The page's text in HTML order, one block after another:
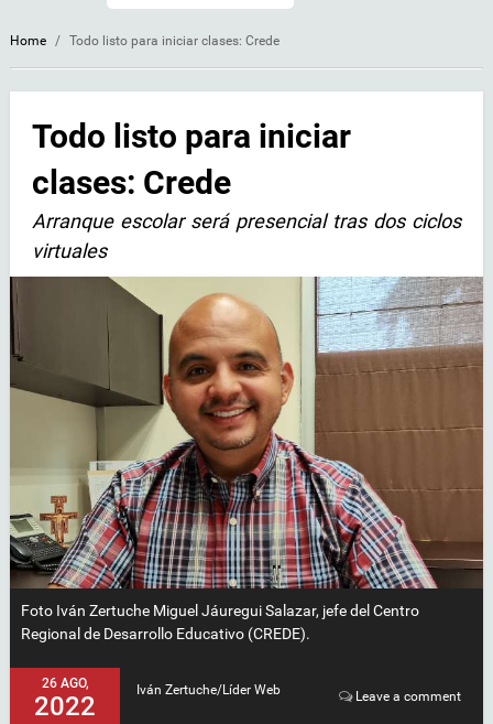
Home / Todo listo para iniciar clases: Crede
Todo listo para iniciar
clases: Crede
Arranque escolar será presencial tras dos ciclos
virtuales
Foto Iván Zertuche Miguel Jáuregui Salazar, jefe del Centro
Regional de Desarrollo Educativo (CREDE).
26 AGO,
2022
Iván Zertuche/Líder Web Leave a comment